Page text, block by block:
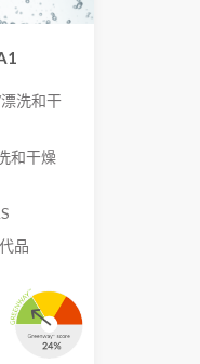
洗和干
和干燥
品